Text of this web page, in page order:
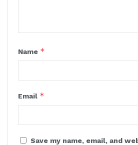
Name *
Email *
Save my name, email, and